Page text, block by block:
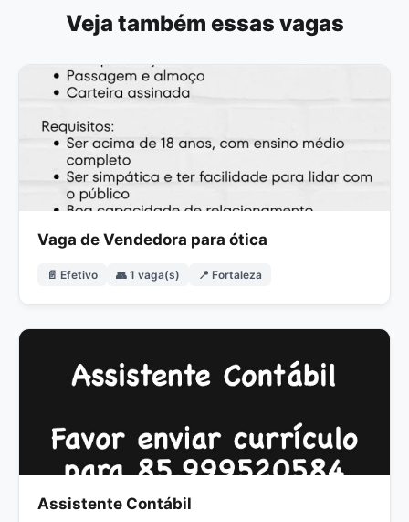
Veja também essas vagas
Vaga de Vendedora para ótica
📄 Efetivo 👥 1 vaga(s) 📍 Fortaleza
Assistente Contábil